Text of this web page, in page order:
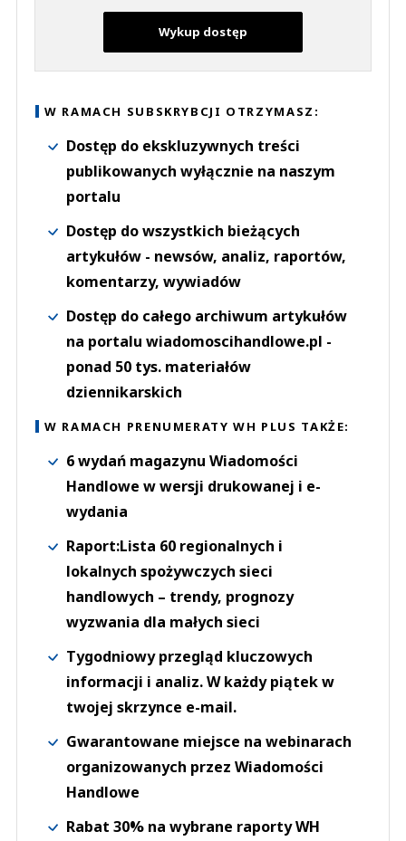
Wykup dostęp
W RAMACH SUBSKRYBCJI OTRZYMASZ:
Dostęp do ekskluzywnych treści
publikowanych wyłącznie na naszym
portalu
Dostęp do wszystkich bieżących
artykułów - newsów, analiz, raportów,
komentarzy, wywiadów
Dostęp do całego archiwum artykułów
na portalu wiadomoscihandlowe.pl -
ponad 50 tys. materiałów
dziennikarskich
W RAMACH PRENUMERATY WH PLUS TAKŻE:
6 wydań magazynu Wiadomości
Handlowe w wersji drukowanej i e-
wydania
Raport:Lista 60 regionalnych i
lokalnych spożywczych sieci
handlowych – trendy, prognozy
wyzwania dla małych sieci
Tygodniowy przegląd kluczowych
informacji i analiz. W każdy piątek w
twojej skrzynce e-mail.
Gwarantowane miejsce na webinarach
organizowanych przez Wiadomości
Handlowe
Rabat 30% na wybrane raporty WH